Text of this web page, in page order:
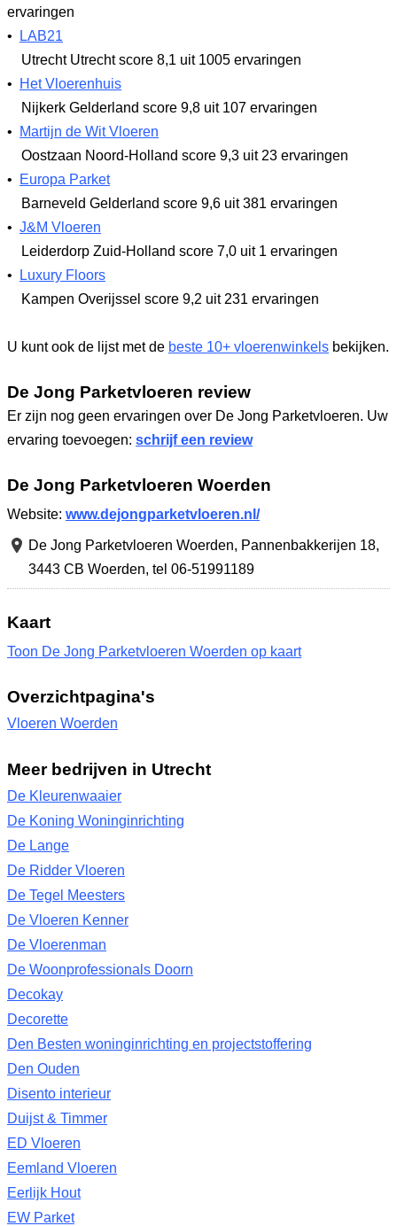
ervaringen
•
LAB21
Utrecht Utrechtscore 8,1 uit 1005 ervaringen
•
Het Vloerenhuis
Nijkerk Gelderland score 9,8 uit 107 ervaringen
•
Martijn de Wit Vloeren
Oostzaan Noord-Holland score 9,3 uit 23 ervaringen
•
Europa Parket
Barneveld Gelderland score 9,6 uit 381 ervaringen
• J&M Vloeren
Leiderdorp Zuid-Holland score 7,0 uit 1 ervaringen
•
Luxury Floors
Kampen Overijssel score 9,2 uit 231 ervaringen
U kunt ook de lijst met de beste 10+ vloerenwinkels bekijken.
De Jong Parketvloeren review
Er zijn nog geen ervaringen over De Jong Parketvloeren. Uw
ervaring toevoegen: schrijf een review
De Jong Parketvloeren Woerden
Website: www.dejongparketvloeren.nl/
De Jong Parketvloeren Woerden, Pannenbakkerijen 18,
3443 CB Woerden, tel 06-51991189
Kaart
Toon De Jong Parketvloeren Woerden op kaart
Overzichtpagina's
Vloeren Woerden
Meer bedrijven in Utrecht
De Kleurenwaaier
De Koning Woninginrichting
De Lange
De Ridder Vloeren
De Tegel Meesters
De Vloeren Kenner
De Vloerenman
De Woonprofessionals Doorn
Decokay
Decorette
Den Besten woninginrichting en projectstoffering
Den Ouden
Disento interieur
Duijst & Timmer
ED Vloeren
Eemland Vloeren
Eerlijk Hout
EW Parket